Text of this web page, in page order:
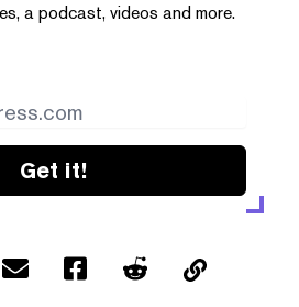
a podcast, videos and more.
Get it!